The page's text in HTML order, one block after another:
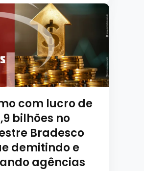
com lucro de
bilhões no
Bradesco
demitindo e
agências